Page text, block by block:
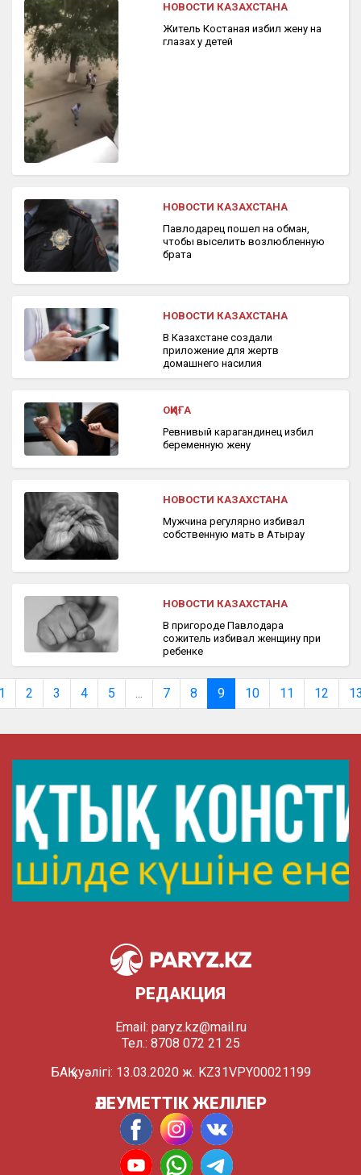
НОВОСТИ КАЗАХСТАНА
Житель Костаная избил жену на
глазах у детей
НОВОСТИ КАЗАХСТАНА
Павлодарец пошел на обман,
чтобы выселить возлюбленную
брата
НОВОСТИ КАЗАХСТАНА
В Казахстане создали
приложение для жертв
домашнего насилия
ОҚИҒА
Ревнивый карагандинец избил
беременную жену
НОВОСТИ КАЗАХСТАНА
Мужчина регулярно избивал
собственную мать в Атырау
НОВОСТИ КАЗАХСТАНА
В пригороде Павлодара
сожитель избивал женщину при
ребенке
2 3 4 5 ... 7 8 9 10 11 12
РЕДАКЦИЯ
Email: paryz.kz@mail.ru
Тел.: 8708 072 21 25
БАҚ куәлігі: 13.03.2020 ж. KZ31VPY00021199
ӘЛЕУМЕТТІК ЖЕЛІЛЕР